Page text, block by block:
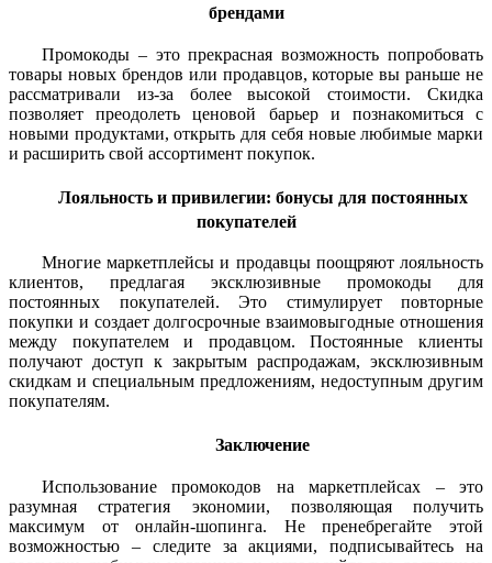
брендами
Промокоды – это прекрасная возможность попробовать
товары новых брендов или продавцов, которые вы раньше не
рассматривали из-за более высокой стоимости. Скидка
позволяет преодолеть ценовой барьер и познакомиться с
новыми продуктами, открыть для себя новые любимые марки
и расширить свой ассортимент покупок.
Лояльность и привилегии: бонусы для постоянных
покупателей
Многие маркетплейсы и продавцы поощряют лояльность
клиентов, предлагая эксклюзивные промокоды для
постоянных покупателей. Это стимулирует повторные
покупки и создает долгосрочные взаимовыгодные отношения
между покупателем и продавцом. Постоянные клиенты
получают доступ к закрытым распродажам, эксклюзивным
скидкам и специальным предложениям, недоступным другим
покупателям.
Заключение
Использование промокодов на маркетплейсах – это
разумная стратегия экономии, позволяющая получить
максимум от онлайн-шопинга. Не пренебрегайте этой
возможностью – следите за акциями, подписывайтесь на